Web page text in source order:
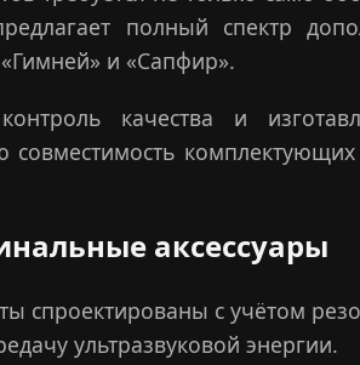
полный спектр
и «Сапфир».
качества и
аксессуары
спроектированы с учётом
ультразвуковой энергии.